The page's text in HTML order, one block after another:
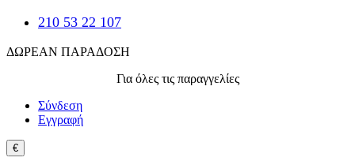
210 53 22 107
ΔΩΡΕΑΝ ΠΑΡΑΔΟΣΗ
Για όλες τις παραγγελίες
Σύνδεση
Εγγραφή
€